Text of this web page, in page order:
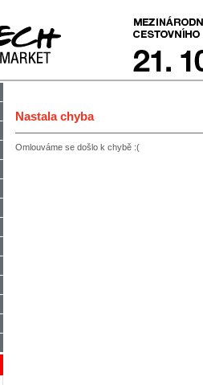
Nastala chyba
Omlouváme se došlo k chybě :(